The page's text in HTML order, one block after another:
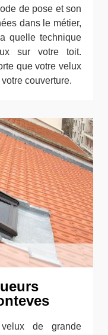
de pose et son
dans le métier,
quelle technique
sur votre toit.
que votre velux
couverture.
velux de grande